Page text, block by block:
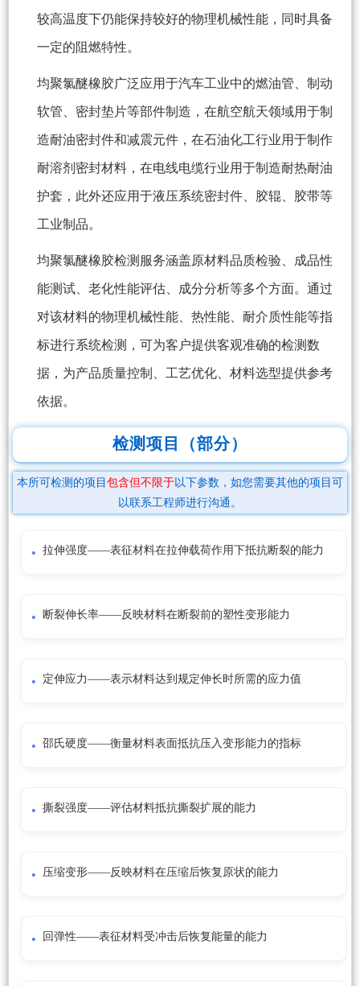
较高温度下仍能保持较好的物理机械性能，同时具备
一定的阻燃特性。
均聚氯醚橡胶广泛应用于汽车工业中的燃油管、制动
软管、密封垫片等部件制造，在航空航天领域用于制
造耐油密封件和减震元件，在石油化工行业用于制作
耐溶剂密封材料，在电线电缆行业用于制造耐热耐油
护套，此外还应用于液压系统密封件、胶辊、胶带等
工业制品。
均聚氯醚橡胶检测服务涵盖原材料品质检验、成品性
能测试、老化性能评估、成分分析等多个方面。通过
对该材料的物理机械性能、热性能、耐介质性能等指
标进行系统检测，可为客户提供客观准确的检测数
据，为产品质量控制、工艺优化、材料选型提供参考
依据。
检测项目（部分）
本所可检测的项目 包含但不限于以下参数，如您需要其他的项目可
以联系工程师进行沟通。
拉伸强度——表征材料在拉伸载荷作用下抵抗断裂的能力
断裂伸长率——反映材料在断裂前的塑性变形能力
定伸应力——表示材料达到规定伸长时所需的应力值
邵氏硬度——衡量材料表面抵抗压入变形能力的指标
撕裂强度——评估材料抵抗撕裂扩展的能力
压缩变形——反映材料在压缩后恢复原状的能力
回弹性——表征材料受冲击后恢复能量的能力